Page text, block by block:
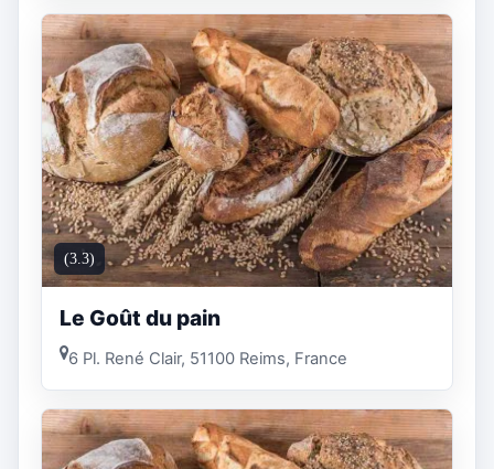
(3.3)
Le Goût du pain
6 Pl. René Clair, 51100 Reims, France